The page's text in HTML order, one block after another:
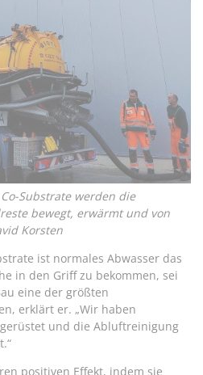
Substrate werden die
bewegt, erwärmt und von
Korsten
ist normales Abwasser das
in den Griff zu bekommen, sei
eine der größten
erklärt er. „Wir haben
und die Abluftreinigung
positiven Effekt, indem sie